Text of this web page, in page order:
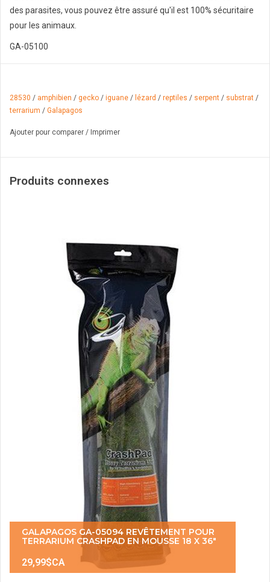
des parasites, vous pouvez être assuré qu'il est 100% sécuritaire
pour les animaux.
GA-05100
28530 / amphibien / gecko / iguane / lézard / reptiles / serpent / substrat /
terrarium / Galapagos
Ajouter pour comparer / Imprimer
Produits connexes
GALAPAGOS GA-05094 REVÊTEMENT POUR
TERRARIUM CRASHPAD EN MOUSSE 18 X 36"
29,99$CA